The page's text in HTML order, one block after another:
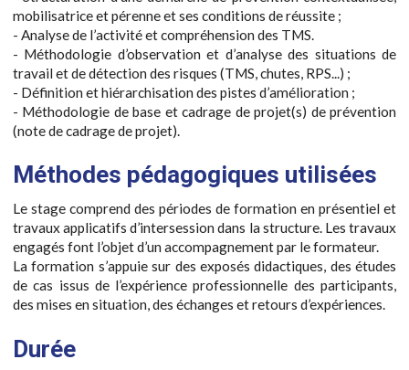
mobilisatrice et pérenne et ses conditions de réussite ;
- Analyse de l’activité et compréhension des TMS.
- Méthodologie d’observation et d’analyse des situations de
travail et de détection des risques (TMS, chutes, RPS...) ;
- Définition et hiérarchisation des pistes d’amélioration ;
- Méthodologie de base et cadrage de projet(s) de prévention
(note de cadrage de projet).
Méthodes pédagogiques utilisées
Le stage comprend des périodes de formation en présentiel et
travaux applicatifs d’intersession dans la structure. Les travaux
engagés font l’objet d’un accompagnement par le formateur.
La formation s’appuie sur des exposés didactiques, des études
de cas issus de l’expérience professionnelle des participants,
des mises en situation, des échanges et retours d’expériences.
Durée